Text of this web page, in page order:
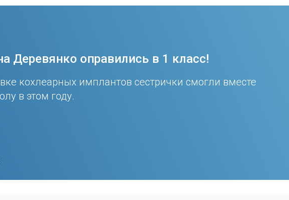
Деревянко оправились в 1 класс!
кохлеарных имплантов сестрички смогли вместе
в этом году.